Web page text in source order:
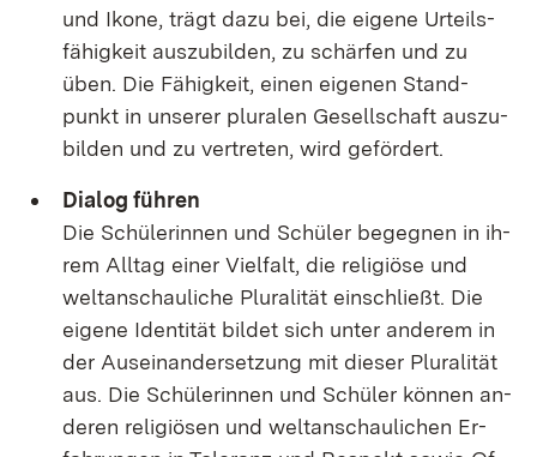
und Iko­ne, trägt da­zu bei, die ei­ge­ne Ur­teils­
fä­hig­keit aus­zu­bil­den, zu schär­fen und zu
üben. Die Fä­hig­keit, ei­nen ei­ge­nen Stand­
punkt in un­se­rer plu­ra­len Ge­sell­schaft aus­zu­
bil­den und zu ver­tre­ten, wird ge­för­dert.
Dia­log füh­ren
Die Schü­le­rin­nen und Schü­ler be­geg­nen in ih­
rem All­tag ei­ner Viel­falt, die re­li­giö­se und
welt­an­schau­li­che Plu­ra­li­tät ein­schließt. Die
ei­ge­ne Iden­ti­tät bil­det sich un­ter an­de­rem in
der Aus­ein­an­der­set­zung mit die­ser Plu­ra­li­tät
aus. Die Schü­le­rin­nen und Schü­ler kön­nen an­
de­ren re­li­giö­sen und welt­an­schau­li­chen Er­